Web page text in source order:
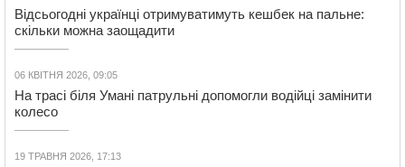
Відсьогодні українці отримуватимуть кешбек на пальне:
скільки можна заощадити
06 КВІТНЯ 2026, 09:05
На трасі біля Умані патрульні допомогли водійці замінити
колесо
19 ТРАВНЯ 2026, 17:13